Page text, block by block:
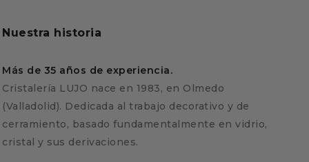
Nuestra historia
Más de 35 años de experiencia.
Cristalería LUJO nace en 1983, en Olmedo
(Valladolid). Dedicada al trabajo decorativo y de
cerramiento, basado fundamentalmente en vidrio,
cristal y sus derivaciones.